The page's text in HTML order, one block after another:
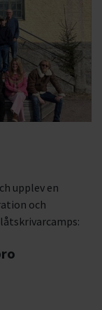
upplev en
och